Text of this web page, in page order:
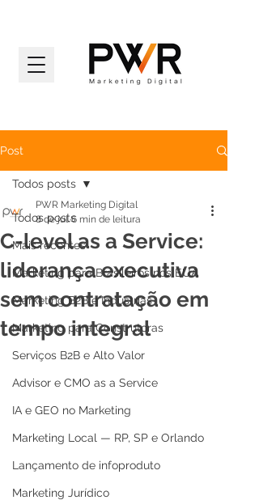
Post
Todos posts
Mais recentes
Marketing para Brasileiros nos EUA
Marketing B2B e Indústrias
Marketing para Construtoras
Serviços B2B e Alto Valor
Advisor e CMO as a Service
IA e GEO no Marketing
Marketing Local — RP, SP e Orlando
Lançamento de infoproduto
Marketing Jurídico
Todos posts
C-level as a Service:
liderança executiva
sem contratação em
tempo integral
PWR Marketing Digital
8 de jul.6 min de leitura